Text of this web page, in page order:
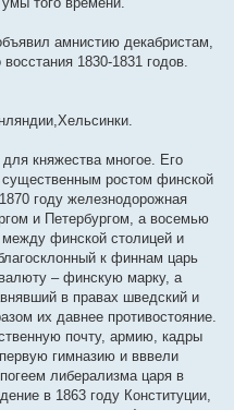
амнистию декабристам,
1830-1831 годов.
княжества многое. Его
ростом финской
году железнодорожная
и Петербургом, а восемью
между финской столицей и
к финнам царь
– финскую марку, а
в правах шведский и
их давнее противостояние.
почту, армию, кадры
гимназию и вввели
либерализма царя в
в 1863 году Конституции,